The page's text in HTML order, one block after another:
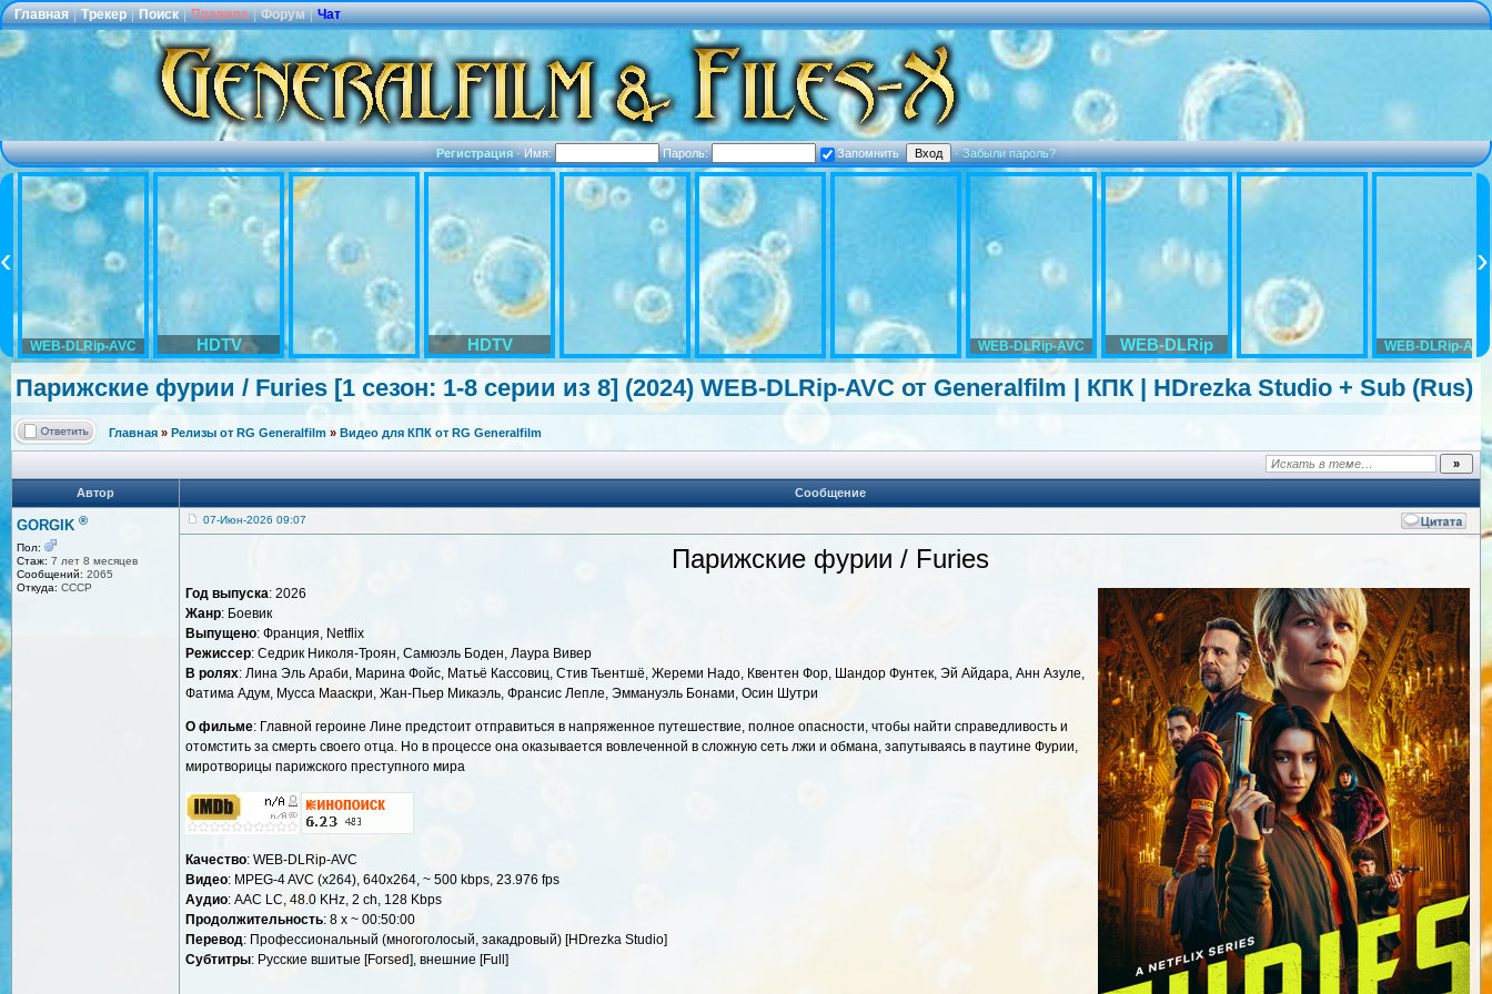
Главная | Трекер | Поиск | Правила | Форум | Чат
Регистрация·Имя: Пароль: Запомнить ·Забыли пароль?
WEB-DLRip-AVC HDTV HDTV WEB-DLRip-AVC WEB-DLRip WEB-DLRip-AVC
Парижские фурии / Furies [1 сезон: 1-8 серии из 8] (2024) WEB-DLRip-AVC от Generalfilm | КПК | HDrezka Studio + Sub (Rus)
Главная » Релизы от RG Generalfilm » Видео для КПК от RG Generalfilm
Автор Сообщение
GORGIK ®
Пол:
Стаж: 7 лет 8 месяцев
Сообщений: 2065
Откуда: СССР
07-Июн-2026 09:07
Парижские фурии / Furies
Год выпуска: 2026
Жанр: Боевик
Выпущено: Франция, Netflix
Режиссер: Седрик Николя-Троян, Самюэль Боден, Лаура Вивер
В ролях: Лина Эль Араби, Марина Фойс, Матьё Кассовиц, Стив Тьентшё, Жереми Надо, Квентен Фор, Шандор Фунтек, Эй Айдара, Анн Азуле,
Фатима Адум, Мусса Мааскри, Жан-Пьер Микаэль, Франсис Лепле, Эммануэль Бонами, Осин Шутри
О фильме: Главной героине Лине предстоит отправиться в напряженное путешествие, полное опасности, чтобы найти справедливость и
отомстить за смерть своего отца. Но в процессе она оказывается вовлеченной в сложную сеть лжи и обмана, запутываясь в паутине Фурии,
миротворицы парижского преступного мира
Качество: WEB-DLRip-AVC
Видео: MPEG-4 AVC (x264), 640x264, ~ 500 kbps, 23.976 fps
Аудио: AAC LC, 48.0 KHz, 2 ch, 128 Kbps
Продолжительность: 8 x ~ 00:50:00
Перевод: Профессиональный (многоголосый, закадровый) [HDrezka Studio]
Cубтитры: Русские вшитые [Forsed], внешние [Full]